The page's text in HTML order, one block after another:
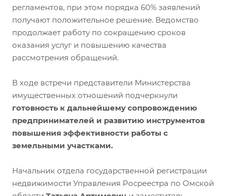
регламентов, при этом порядка 60% заявлений
получают положительное решение. Ведомство
продолжает работу по сокращению сроков
оказания услуг и повышению качества
рассмотрения обращений.
В ходе встречи представители Министерства
имущественных отношений подчеркнули
готовность к дальнейшему сопровождению
предпринимателей и развитию инструментов
повышения эффективности работы с
земельными участками.
Начальник отдела государственной регистрации
недвижимости Управления Росреестра по Омской